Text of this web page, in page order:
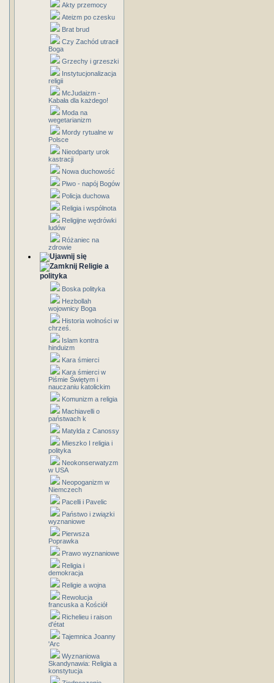
Akty przemocy
Ateizm po czesku
Brat brud
Czy Zachód utracił
Boga
Grzechy i grzeszki
Instytucjonalizacja
religii
McJudaizm -
Kabała dla każdego!
Moda na
wegetarianizm
Mordy rytualne w
Polsce
Nieodparty urok
kastracji
Nowa duchowość
Piwo - napój Bogów
Policja duchowa
Religia i wspólnota
Religijne wędrówki
ludów
Różaniec na
zdrowie
Religie a
polityka
Boska polityka
Hezbollah
wojownicy Boga
Historia wolności w
chrześ.
Islam kontra
hinduizm
Kara śmierci
Kara śmierci w
Piśmie Świętym i
nauczaniu katolickim
Komunizm a religia
Machiavelli o
państwach k
Matylda z Canossy
Mieszko I religia i
polityka
Neokonserwatyzm
w USA
Neopoganizm w
Niemczech
Pacelli i Pavelic
Państwo i związki
wyznaniowe
Pierwsza
Poprawka
Prawo wyznaniowe
Religia i
demokracja
Religie a wojna
Rewolucja
francuska a Kościół
Richelieu i raison
d'état
Tajemnica Joanny
'Arc
Wyznaniowa
Skandynawia: Religia a
konstytucja